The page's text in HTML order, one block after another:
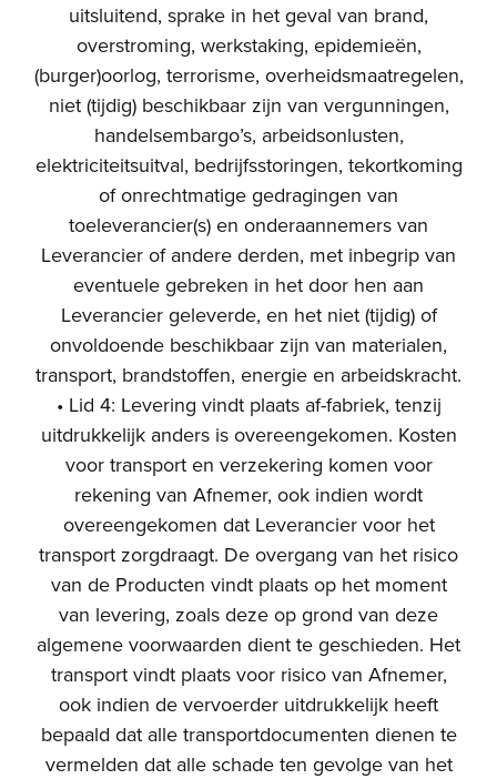
uitsluitend, sprake in het geval van brand,
overstroming, werkstaking, epidemieën,
(burger)oorlog, terrorisme, overheidsmaatregelen,
niet (tijdig) beschikbaar zijn van vergunningen,
handelsembargo’s, arbeidsonlusten,
elektriciteitsuitval, bedrijfsstoringen, tekortkoming
of onrechtmatige gedragingen van
toeleverancier(s) en onderaannemers van
Leverancier of andere derden, met inbegrip van
eventuele gebreken in het door hen aan
Leverancier geleverde, en het niet (tijdig) of
onvoldoende beschikbaar zijn van materialen,
transport, brandstoffen, energie en arbeidskracht.
• Lid 4: Levering vindt plaats af-fabriek, tenzij
uitdrukkelijk anders is overeengekomen. Kosten
voor transport en verzekering komen voor
rekening van Afnemer, ook indien wordt
overeengekomen dat Leverancier voor het
transport zorgdraagt. De overgang van het risico
van de Producten vindt plaats op het moment
van levering, zoals deze op grond van deze
algemene voorwaarden dient te geschieden. Het
transport vindt plaats voor risico van Afnemer,
ook indien de vervoerder uitdrukkelijk heeft
bepaald dat alle transportdocumenten dienen te
vermelden dat alle schade ten gevolge van het